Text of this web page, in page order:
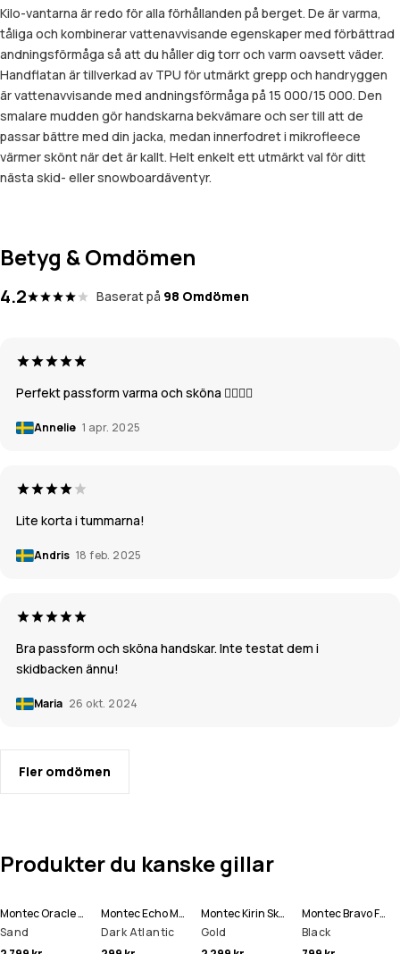
Kilo-vantarna är redo för alla förhållanden på berget. De är varma,
tåliga och kombinerar vattenavvisande egenskaper med förbättrad
andningsförmåga så att du håller dig torr och varm oavsett väder.
Handflatan är tillverkad av TPU för utmärkt grepp och handryggen
är vattenavvisande med andningsförmåga på 15 000/15 000. Den
smalare mudden gör handskarna bekvämare och ser till att de
passar bättre med din jacka, medan innerfodret i mikrofleece
värmer skönt när det är kallt. Helt enkelt ett utmärkt val för ditt
nästa skid- eller snowboardäventyr.
Betyg & Omdömen
4.2 Baserat på 98 Omdömen
Perfekt passform varma och sköna 👌🏼👌🏼
Annelie 1 apr. 2025
Lite korta i tummarna!
Andris 18 feb. 2025
Bra passform och sköna handskar. Inte testat dem i
skidbacken ännu!
Maria 26 okt. 2024
Fler omdömen
Produkter du kanske gillar
Montec Oracle Skidjacka Man
Sand
Montec Echo Mössa
Dark Atlantic
Montec Kirin Skidbyxa Man
Gold
Montec Bravo Fleecetröja Man
Black